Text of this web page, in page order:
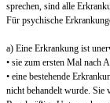
sprechen, sind alle
Für psychische
a) Eine Erkrankung ist
• sie zum ersten Mal nach
• eine bestehende
nicht behandelt wurde. Sie